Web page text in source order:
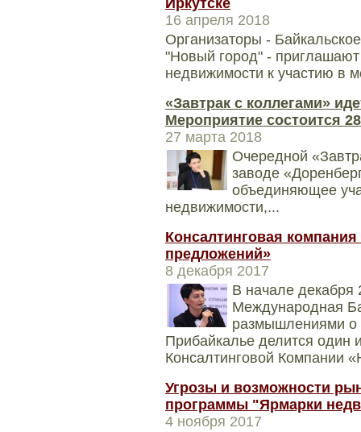
Иркутске
16 апреля 2018
Организаторы -
"Новый город" -
недвижимости к участию в
«Завтрак с коллегами»
Мероприятие состоится
27 марта 2018
Очередной
заводе
объединяющее
недвижимости,...
Консалтинговая
предложений»
8 декабря 2017
В начале декабря
Международная
размышлениями о
Прибайкалье делится один
Консалтинговой Компании
Угрозы и возможности
программы "Ярмарки
4 ноября 2017